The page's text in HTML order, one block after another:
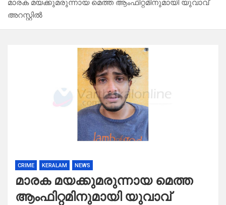
മാരക മയക്കുമരുന്നായ മെത്ത ആംഫിറ്റമിനുമായി യുവാവ്
അറസ്റ്റിൽ
CRIME KERALAM NEWS
മാരക മയക്കുമരുന്നായ മെത്ത
ആംഫിറ്റമിനുമായി യുവാവ്